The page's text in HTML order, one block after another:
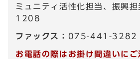
ミュニティ活性化担当、振興
1208
ファックス： 075-441-3282
お電話の際はお掛け間違いにご